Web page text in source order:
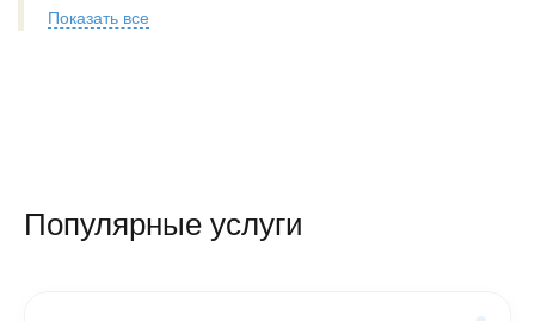
Показать все
Популярные услуги